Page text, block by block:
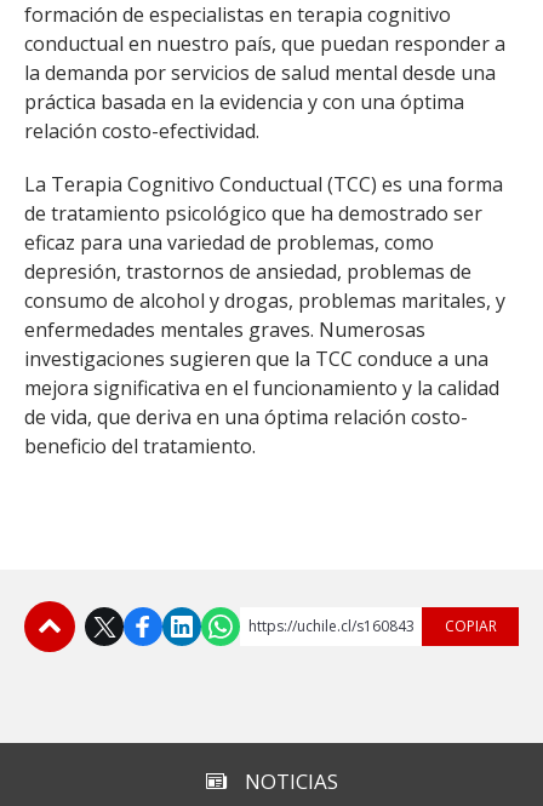
formación de especialistas en terapia cognitivo
conductual en nuestro país, que puedan responder a
la demanda por servicios de salud mental desde una
práctica basada en la evidencia y con una óptima
relación costo-efectividad.
La Terapia Cognitivo Conductual (TCC) es una forma
de tratamiento psicológico que ha demostrado ser
eficaz para una variedad de problemas, como
depresión, trastornos de ansiedad, problemas de
consumo de alcohol y drogas, problemas maritales, y
enfermedades mentales graves. Numerosas
investigaciones sugieren que la TCC conduce a una
mejora significativa en el funcionamiento y la calidad
de vida, que deriva en una óptima relación costo-
beneficio del tratamiento.
https://uchile.cl/s160843 COPIAR
NOTICIAS